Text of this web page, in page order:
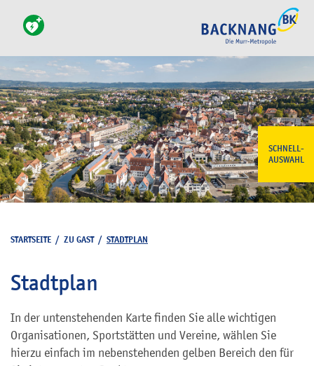
SCHNELL-
AUSWAHL
STARTSEITE / ZU GAST/ STADTPLAN
Stadtplan
In der untenstehenden Karte finden Sie alle wichtigen
Organisationen, Sportstätten und Vereine, wählen Sie
hierzu einfach im nebenstehenden gelben Bereich den für